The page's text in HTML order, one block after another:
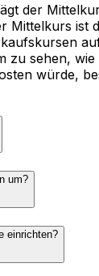
der
Mittelkurs ist
zu sehen, wie
würde,
um?
einrichten?